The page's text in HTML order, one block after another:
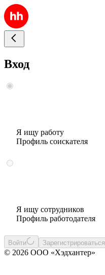
Вход
Я ищу работу
Профиль соискателя
Я ищу сотрудников
Профиль работодателя
Войти Зарегистрироваться
© 2026 ООО «Хэдхантер»